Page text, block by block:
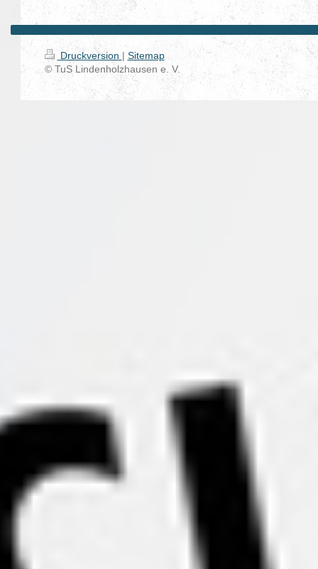
Druckversion | Sitemap
© TuS Lindenholzhausen e. V.